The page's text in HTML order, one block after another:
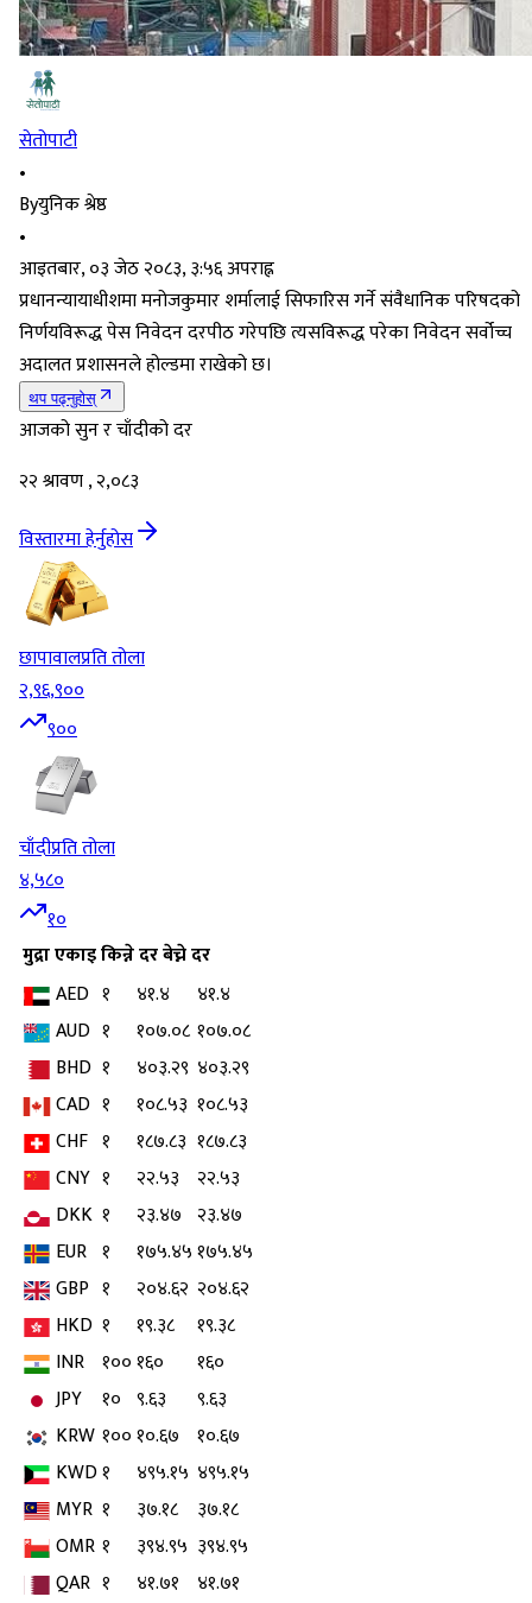
सेतोपाटी
•
Byयुनिक श्रेष्ठ
•
आइतबार, ०३ जेठ २०८३, ३:५६ अपराह्न
प्रधानन्यायाधीशमा मनोजकुमार शर्मालाई सिफारिस गर्ने संवैधानिक परिषदको
निर्णयविरूद्ध पेस निवेदन दरपीठ गरेपछि त्यसविरूद्ध परेका निवेदन सर्वोच्च
अदालत प्रशासनले होल्डमा राखेको छ।
थप पढ्नुहोस्
आजको सुन र चाँदीको दर
२२ श्रावण , २,०८३
विस्तारमा हेर्नुहोस
छापावालप्रति तोला
२,९६,९००
९००
चाँदीप्रति तोला
४,५८०
१०
मुद्राएकाइकिन्ने दरबेच्ने दर
AED १ ४१.४
४१.४
AUD १ १०७.०८ १०७.०८
BHD १ ४०३.२९ ४०३.२९
CAD १ १०८.५३ १०८.५३
CHF १ १८७.८३ १८७.८३
CNY १ २२.५३
२२.५३
DKK १ २३.४७ २३.४७
EUR १ १७५.४५१७५.४५
GBP १ २०४.६२ २०४.६२
HKD १ १९.३८
१९.३८
INR १००१६०
१६०
JPY
१० ९.६३
९.६३
KRW १००१०.६७ १०.६७
KWD१ ४९५.१५ ४९५.१५
MYR १ ३७.१८
३७.१८
OMR १ ३९४.९५ ३९४.९५
QAR १ ४१.७१
४१.७१